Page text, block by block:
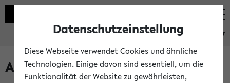
eKVV
Anmeldung am eKVV
Datenschutzeinstellung
Diese Webseite verwendet Cookies und ähnliche
Technologien. Einige davon sind essentiell, um die
Funktionalität der Website zu gewährleisten,